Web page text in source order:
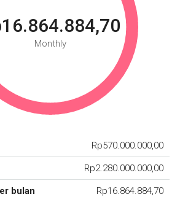
Monthly
Rp570.000.000,00
Rp2.280.000.000,00
bulan Rp16.864.884,70